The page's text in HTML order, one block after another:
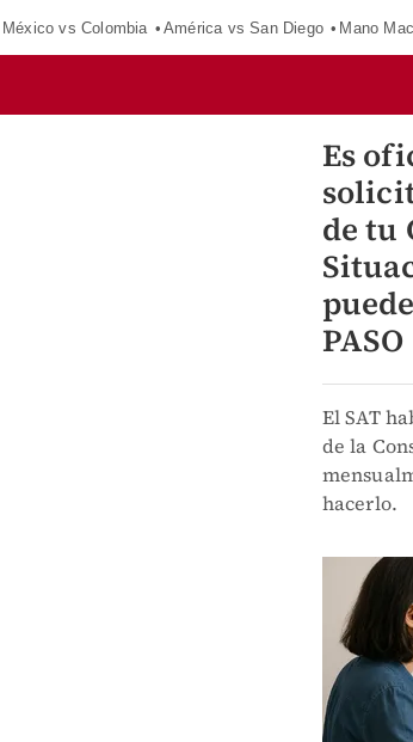
México vs Colombia América vs San Diego Mano
Es
de tu
PASO
El SAT
de la
hacerlo.